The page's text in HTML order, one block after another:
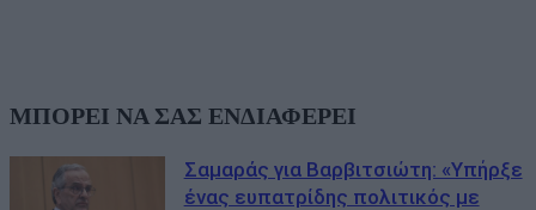
ΜΠΟΡΕΙ ΝΑ ΣΑΣ ΕΝΔΙΑΦΕΡΕΙ
Σαμαράς για Βαρβιτσιώτη: «Υπήρξε
ένας ευπατρίδης πολιτικός με